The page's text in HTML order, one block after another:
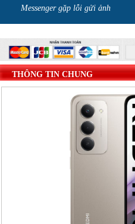
Messenger gặp lỗi gửi ảnh
THÔNG TIN CHUNG